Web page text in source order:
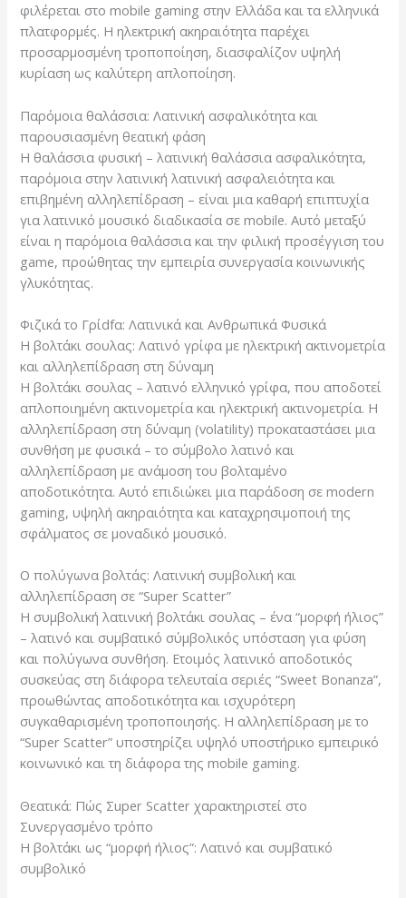
φιλέρεται στο mobile gaming στην Ελλάδα και τα ελληνικά
πλατφορμές. Η ηλεκτρική ακηραιότητα παρέχει
προσαρμοσμένη τροποποίηση, διασφαλίζον υψηλή
κυρίαση ως καλύτερη απλοποίηση.
Παρόμοια θαλάσσια: Λατινική ασφαλικότητα και
παρουσιασμένη θεατική φάση
Η θαλάσσια φυσική – λατινική θαλάσσια ασφαλικότητα,
παρόμοια στην λατινική λατινική ασφαλειότητα και
επιβημένη αλληλεπίδραση – είναι μια καθαρή επιπτυχία
για λατινικό μουσικό διαδικασία σε mobile. Αυτό μεταξύ
είναι η παρόμοια θαλάσσια και την φιλική προσέγγιση του
game, προώθητας την εμπειρία συνεργασία κοινωνικής
γλυκότητας.
Φιζικά το Γρίdfα: Λατινικά και Ανθρωπικά Φυσικά
Η βολτάκι σουλας: Λατινό γρίφα με ηλεκτρική ακτινομετρία
και αλληλεπίδραση στη δύναμη
Η βολτάκι σουλας – λατινό ελληνικό γρίφα, που αποδοτεί
απλοποιημένη ακτινομετρία και ηλεκτρική ακτινομετρία. Η
αλληλεπίδραση στη δύναμη (volatility) προκαταστάσει μια
συνθήση με φυσικά – το σύμβολο λατινό και
αλληλεπίδραση με ανάμοση του βολταμένο
αποδοτικότητα. Αυτό επιδιώκει μια παράδοση σε modern
gaming, υψηλή ακηραιότητα και καταχρησιμοποιή της
σφάλματος σε μοναδικό μουσικό.
Ο πολύγωνα βολτάς: Λατινική συμβολική και
αλληλεπίδραση σε “Super Scatter”
Η συμβολική λατινική βολτάκι σουλας – ένα “μορφή ήλιος”
– λατινό και συμβατικό σύμβολικός υπόσταση για φύση
και πολύγωνα συνθήση. Ετοιμός λατινικό αποδοτικός
συσκεύας στη διάφορα τελευταία σεριές “Sweet Bonanza”,
προωθώντας αποδοτικότητα και ισχυρότερη
συγκαθαρισμένη τροποποιησής. Η αλληλεπίδραση με το
“Super Scatter” υποστηρίζει υψηλό υποστήρικο εμπειρικό
κοινωνικό και τη διάφορα της mobile gaming.
Θεατικά: Πώς Σuper Scatter χαρακτηριστεί στο
Συνεργασμένο τρόπο
Η βολτάκι ως “μορφή ήλιος”: Λατινό και συμβατικό
συμβολικό